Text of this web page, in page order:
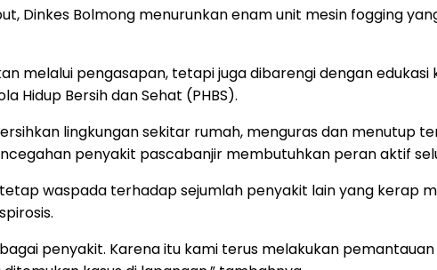
Dinkes Bolmong menurunkan enam unit mesin fogging
melalui pengasapan, tetapi juga dibarengi dengan
Hidup Bersih dan Sehat (PHBS).
lingkungan sekitar rumah, menguras dan menutup
penyakit pascabanjir membutuhkan peran aktif
waspada terhadap sejumlah penyakit lain yang kerap
penyakit. Karena itu kami terus melakukan